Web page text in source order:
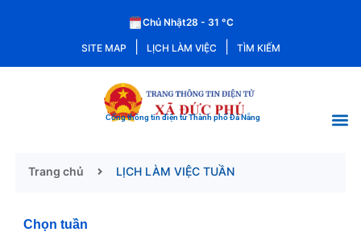
Chủ Nhật28 - 31 °C
SITE MAP LỊCH LÀM VIỆC TÌM KIẾM
Cổng thông tin điện tử Thành phố Đà Nẵng
Trang chủ LỊCH LÀM VIỆC TUẦN
Chọn tuần